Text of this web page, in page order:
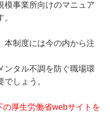
模事業所向けのマニュア
本制度には今の内から注
ンタル不調を防ぐ職場環
しょう。
厚生労働省webサイトを